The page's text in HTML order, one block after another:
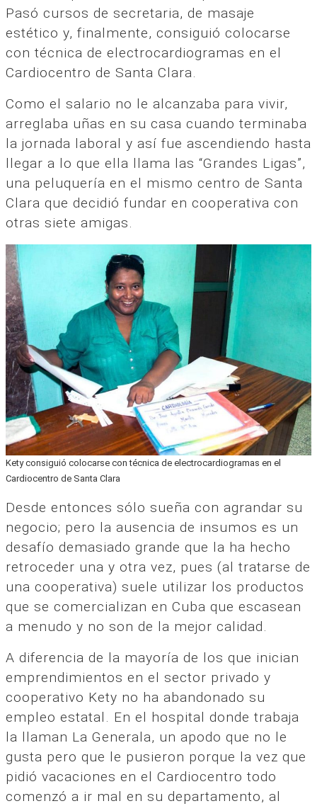
Pasó cursos de secretaria, de masaje
estético y, finalmente, consiguió colocarse
con técnica de electrocardiogramas en el
Cardiocentro de Santa Clara.
Como el salario no le alcanzaba para vivir,
arreglaba uñas en su casa cuando terminaba
la jornada laboral y así fue ascendiendo hasta
llegar a lo que ella llama las “Grandes Ligas”,
una peluquería en el mismo centro de Santa
Clara que decidió fundar en cooperativa con
otras siete amigas.
Kety consiguió colocarse con técnica de electrocardiogramas en el
Cardiocentro de Santa Clara
Desde entonces sólo sueña con agrandar su
negocio; pero la ausencia de insumos es un
desafío demasiado grande que la ha hecho
retroceder una y otra vez, pues (al tratarse de
una cooperativa) suele utilizar los productos
que se comercializan en Cuba que escasean
a menudo y no son de la mejor calidad.
A diferencia de la mayoría de los que inician
emprendimientos en el sector privado y
cooperativo Kety no ha abandonado su
empleo estatal. En el hospital donde trabaja
la llaman La Generala, un apodo que no le
gusta pero que le pusieron porque la vez que
pidió vacaciones en el Cardiocentro todo
comenzó a ir mal en su departamento, al